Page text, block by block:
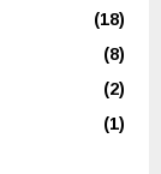
(18)
(8)
(2)
(1)